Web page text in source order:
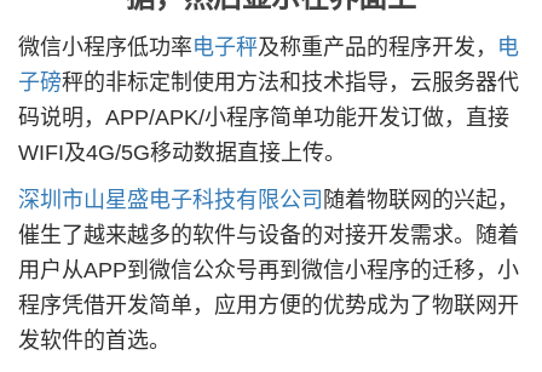
微信小程序低功率电子秤及称重产品的程序开发， 电
子磅秤的非标定制使用方法和技术指导，云服务器代
码说明，APP/APK/小程序简单功能开发订做，直接
WIFI及4G/5G移动数据直接上传。
深圳市山星盛电子科技有限公司 随着物联网的兴起，
催生了越来越多的软件与设备的对接开发需求。随着
用户从APP到微信公众号再到微信小程序的迁移，小
程序凭借开发简单，应用方便的优势成为了物联网开
发软件的首选。